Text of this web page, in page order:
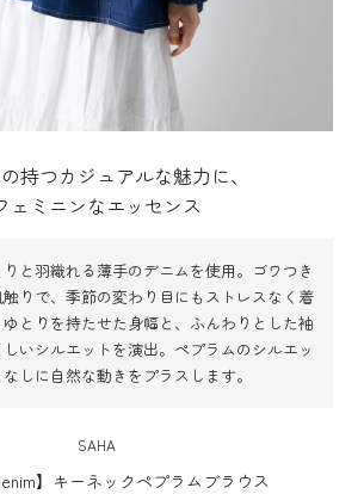
持つカジュアルな魅力に、
ェミニンなエッセンス
と羽織れる薄手のデニムを使用。ゴワつき
りで、季節の変わり目にもストレスなく着
ゆとりを持たせた身幅と、ふんわりとした袖
いシルエットを演出。ペプラムのシルエッ
なしに自然な動きをプラスします。
SAHA
】キーネックペプラムブラウス